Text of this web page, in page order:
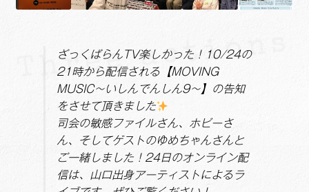
ざっくばらんTV楽しかった！10/24の
21時から配信される【MOVING
MUSIC～いしんでんしん9～】の告知
をさせて頂きました
司会の敏感ファイルさん、ホビーさ
ん、そしてゲストのゆめちゃんさんと
ご一緒しました！24日のオンライン配
信は、山口出身アーティストによるラ